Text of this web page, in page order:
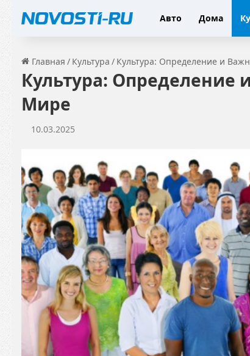
Авто Дома
Главная / Культура / Культура: Определение и
Культура: Определение
Мире
10.03.2025